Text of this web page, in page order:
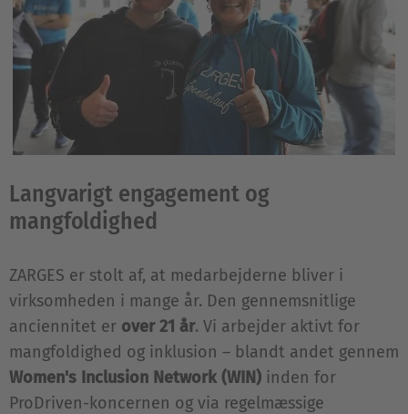
Langvarigt engagement og
mangfoldighed
ZARGES er stolt af, at medarbejderne bliver i
virksomheden i mange år. Den gennemsnitlige
anciennitet er over 21 år. Vi arbejder aktivt for
mangfoldighed og inklusion – blandt andet gennem
Women's Inclusion Network (WIN) inden for
ProDriven-koncernen og via regelmæssige